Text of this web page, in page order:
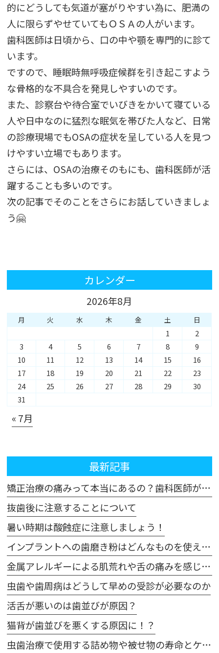
的にどうしても気道が塞がりやすい為に、肥満の
人に限らずやせていてもＯＳＡの人がいます。
歯科医師は日頃から、口の中や顎を専門的に診て
います。
ですので、睡眠時無呼吸症候群を引き起こすよう
な骨格的な不具合を発見しやすいのです。
また、診察台や待合室でいびきをかいて寝ている
人や日中なのに猛烈な眠気を帯びた人など、日常
の診療現場でもOSAの症状を呈している人を見つ
けやすい立場でもあります。
さらには、OSAの治療そのもにも、歯科医師が活
躍することも多いのです。
次の記事でそのことをさらにお話していきましょ
う🤗
カレンダー
2026年8月
月 火 水 木 金 土 日
1
2
3
4 5 6 7 8
9
10
11 12 13 14 15
16
17
18 19 20 21 22
23
24
25 26 27 28 29
30
31
« 7月
最新記事
矯正治療の痛みって本当にあるの？歯科医師が解説！体験談も交えてご紹介します
抜歯後に注意することについて
暑い時期は酸蝕症に注意しましょう！
インプラントへの歯磨き粉はどんなものを使えばいいの？
金属アレルギーによる肌荒れや舌の痛みを感じた場合は注意が必要です
虫歯や歯周病はどうして早めの受診が必要なのか
活舌が悪いのは歯並びが原因？
猫背が歯並びを悪くする原因に！？
虫歯治療で使用する詰め物や被せ物の寿命とケア方法